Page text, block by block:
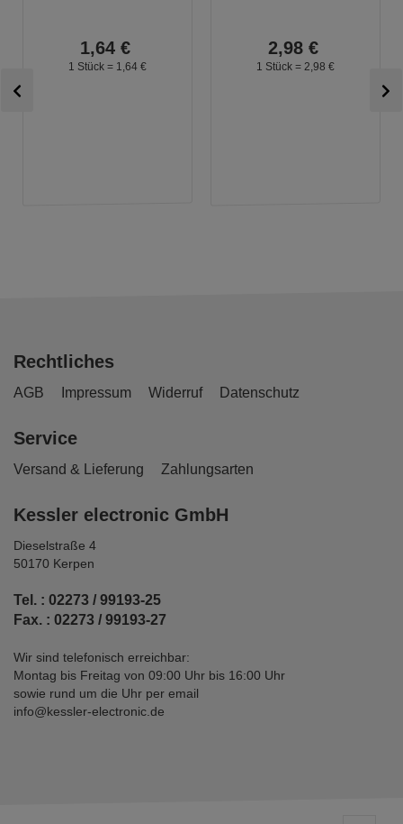
1,64 €
1 Stück = 1, 64 €
2,98 €
1 Stück = 2, 98 €
Rechtliches
AGB Impressum Widerruf Datenschutz
Service
Versand & Lieferung Zahlungsarten
Kessler electronic GmbH
Dieselstraße 4
50170 Kerpen
Tel. : 02273 / 99193-25
Fax. : 02273 / 99193-27
Wir sind telefonisch erreichbar:
Montag bis Freitag von 09:00 Uhr bis 16:00 Uhr
sowie rund um die Uhr per email
info@kessler-electronic.de